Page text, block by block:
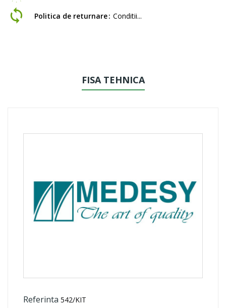
Politica de returnare Conditii...
FISA TEHNICA
Referinta 542/KIT